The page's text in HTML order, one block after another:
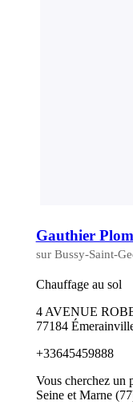
Gauthier
sur Bussy-Saint-
Chauffage au sol
4 AVENUE
77184
+33645459888
Vous cherchez un
Seine et Marne